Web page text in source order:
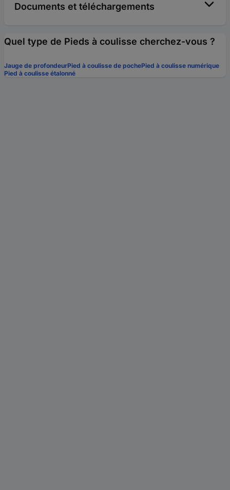
Documents et téléchargements
Quel type de Pieds à coulisse cherchez-vous ?
Jauge de profondeurPied à coulisse de pochePied à coulisse numérique
Pied à coulisse étalonné